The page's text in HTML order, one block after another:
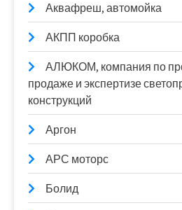
Аквафреш, автомойка
АКПП коробка
АЛЮКОМ, компания по
продаже и экспертизе
конструкций
Аргон
АРС моторс
Болид